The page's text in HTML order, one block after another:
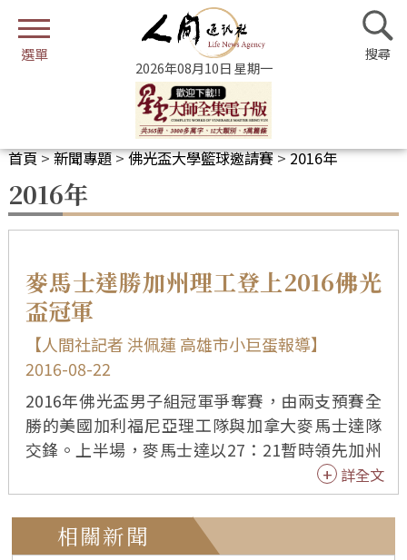
2026年08月10日 星期一
首頁>新聞專題>佛光盃大學籃球邀請賽>2016年
2016年
麥馬士達勝加州理工登上2016佛光
盃冠軍
【人間社記者 洪佩蓮 高雄市小巨蛋報導】
2016-08-22
2016年佛光盃男子組冠軍爭奪賽，由兩支預賽全
勝的美國加利福尼亞理工隊與加拿大麥馬士達隊
交鋒。上半場，麥馬士達以27：21暫時領先加州
理工。下半場，加州理工稍有起色，但麥馬士達
主將寶尼下半場如入無人之地，得了16分。最後
兩分鐘時，麥馬士達前鋒寶尼一記爆扣入網，徹
底擊垮加州理工。終場麥馬士達以69：58贏得20
詳全文
相關新聞